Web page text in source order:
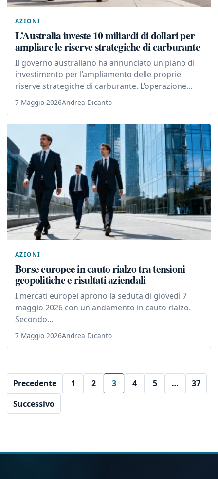
AZIONI
L’Australia investe 10 miliardi di dollari per
ampliare le riserve strategiche di carburante
Il governo australiano ha annunciato un piano di
investimento per l’ampliamento delle proprie
riserve strategiche di carburante. L’operazione...
7 Maggio 2026Andrea Dicanto
AZIONI
Borse europee in cauto rialzo tra tensioni
geopolitiche e risultati aziendali
I mercati europei aprono la seduta di giovedì 7
maggio 2026 con un andamento in cauto rialzo.
Secondo...
7 Maggio 2026Andrea Dicanto
Precedente 1 2 3 4 5 …
37
Successivo